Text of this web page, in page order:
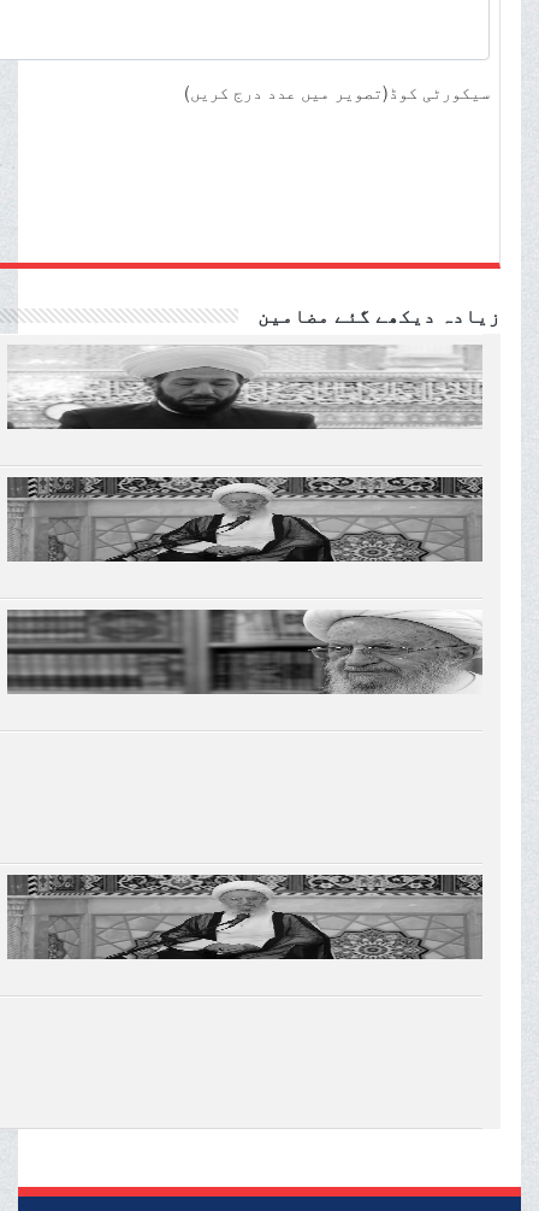
سیکورٹی کوڈ(تصویر میں عدد درج کریں)
زیادہ دیکھے گئے مضامین